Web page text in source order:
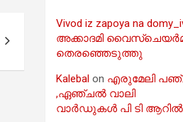
Vivod iz zapoya na
അക്കാദമി
തെരഞ്ഞെടുത്തു
Kalebal on എരുമേലി
,ഏഞ്ചൽ വാലി
വാർഡുകൾ പി ടി ആറിൽ